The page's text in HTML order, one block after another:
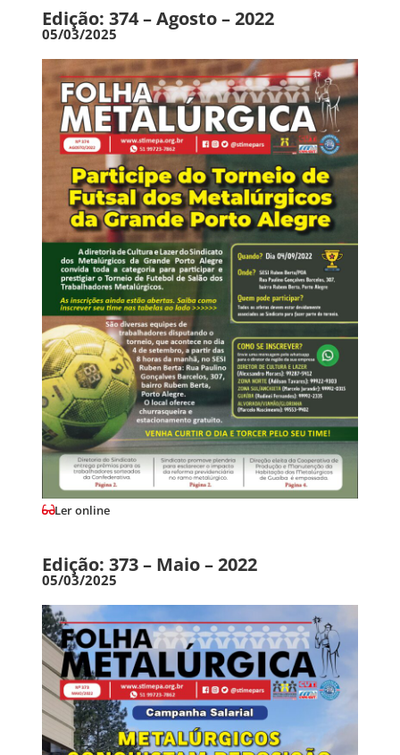
Edição: 374 – Agosto – 2022
05/03/2025
Ler online
Edição: 373 – Maio – 2022
05/03/2025